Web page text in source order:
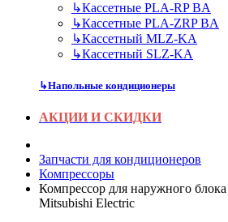
↳Кассетные PLA-RP BA
↳Кассетные PLA-ZRP BA
↳Кассетный MLZ-KA
↳Кассетный SLZ-KA
↳Напольные кондиционеры
АКЦИИ И СКИДКИ
Запчасти для кондиционеров
Компрессоры
Компрессор для наружного
Mitsubishi Electric